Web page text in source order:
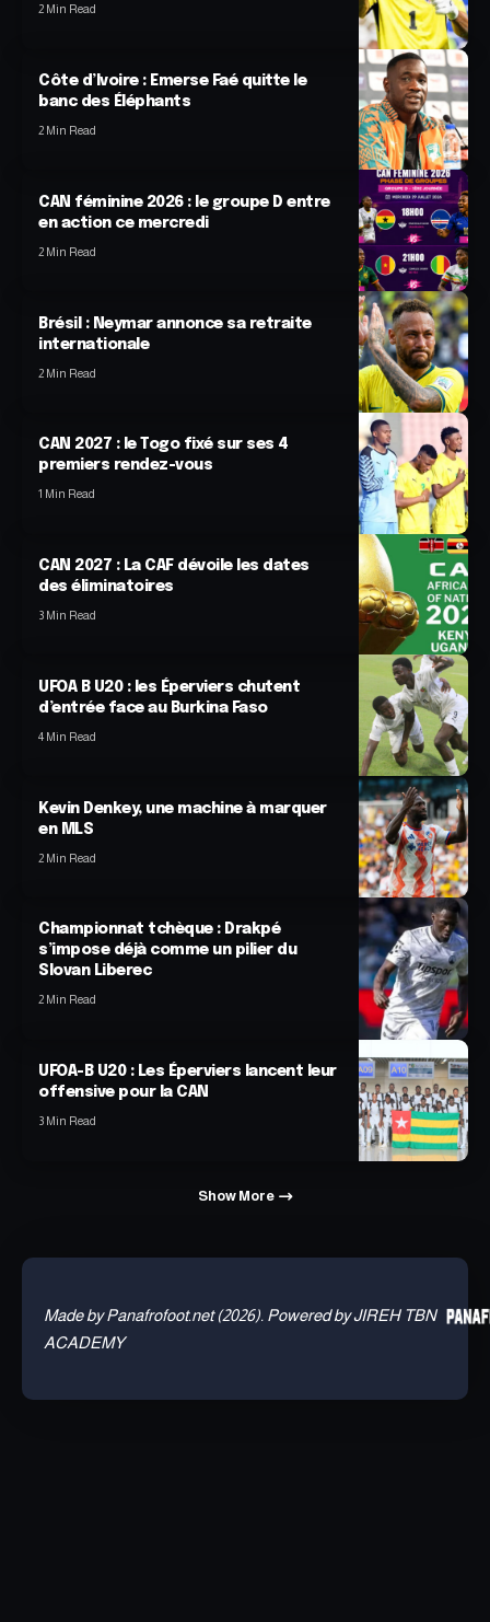
2 Min Read
Côte d’Ivoire : Emerse Faé quitte le
banc des Éléphants
2 Min Read
CAN féminine 2026 : le groupe D entre
en action ce mercredi
2 Min Read
Brésil : Neymar annonce sa retraite
internationale
2 Min Read
CAN 2027 : le Togo fixé sur ses 4
premiers rendez-vous
1 Min Read
CAN 2027 : La CAF dévoile les dates
des éliminatoires
3 Min Read
UFOA B U20 : les Éperviers chutent
d’entrée face au Burkina Faso
4 Min Read
Kevin Denkey, une machine à marquer
en MLS
2 Min Read
Championnat tchèque : Drakpé
s’impose déjà comme un pilier du
Slovan Liberec
2 Min Read
UFOA-B U20 : Les Éperviers lancent leur
offensive pour la CAN
3 Min Read
Show More
Made by Panafrofoot.net (2026). Powered by JIREH TBN
ACADEMY